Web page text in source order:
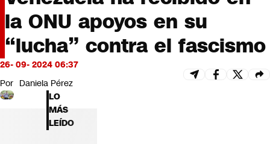
Servicios
Bits
CNN tiempo
Futuro 360
la ONU apoyos en su
“lucha” contra el fascismo
26- 09- 2024 06:37
Por Daniela Pérez
LO
MÁS
LEÍDO